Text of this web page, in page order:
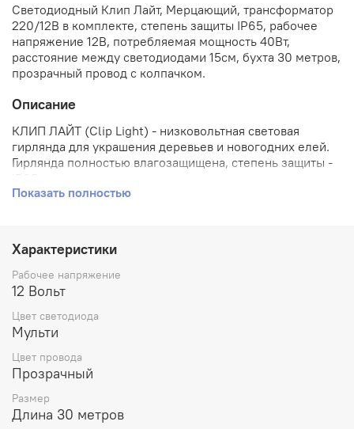
Светодиодный Клип Лайт, Мерцающий, трансформатор
220/12В в комплекте, степень защиты IP65, рабочее
напряжение 12В, потребляемая мощность 40Вт,
расстояние между светодиодами 15см, бухта 30 метров,
прозрачный провод с колпачком.
Описание
КЛИП ЛАЙТ (Clip Light) - низковольтная световая
гирлянда для украшения деревьев и новогодних елей.
Гирлянда полностью влагозащищена, степень защиты -
Подключается гирлянда к сети 220 V через
мерцает!
Показать полностью
Характеристики
Рабочее напряжение
12 Вольт
Цвет светодиода
Мульти
Цвет провода
Прозрачный
Размер
Длина 30 метров